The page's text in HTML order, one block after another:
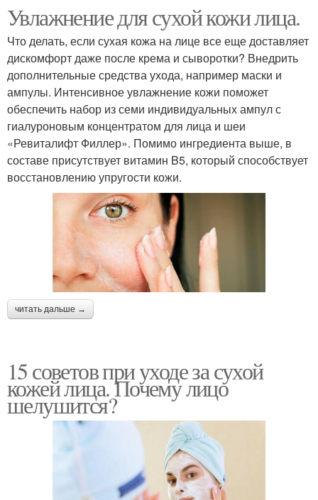
Увлажнение для сухой кожи лица.
Что делать, если сухая кожа на лице все еще доставляет
дискомфорт даже после крема и сыворотки? Внедрить
дополнительные средства ухода, например маски и
ампулы. Интенсивное увлажнение кожи поможет
обеспечить набор из семи индивидуальных ампул с
гиалуроновым концентратом для лица и шеи
«Ревиталифт Филлер». Помимо ингредиента выше, в
составе присутствует витамин B5, который способствует
восстановлению упругости кожи.
читать дальше →
15 советов при уходе за сухой
кожей лица. Почему лицо
шелушится?